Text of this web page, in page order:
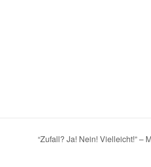
“Zufall? Ja! Nein! Vielleicht!” –